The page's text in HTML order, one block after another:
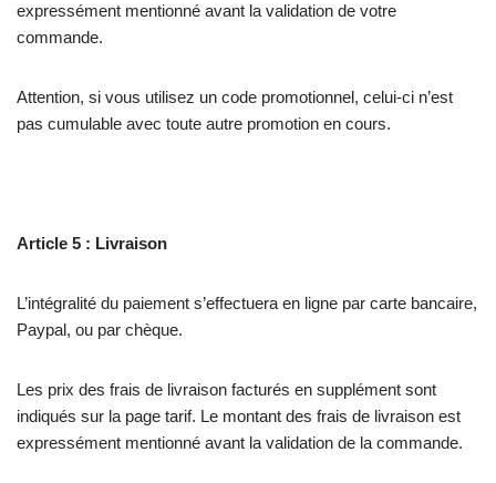
expressément mentionné avant la validation de votre
commande.
Attention, si vous utilisez un code promotionnel, celui-ci n’est
pas cumulable avec toute autre promotion en cours.
Article 5 : Livraison
L’intégralité du paiement s’effectuera en ligne par carte bancaire,
Paypal, ou par chèque.
Les prix des frais de livraison facturés en supplément sont
indiqués sur la page tarif. Le montant des frais de livraison est
expressément mentionné avant la validation de la commande.